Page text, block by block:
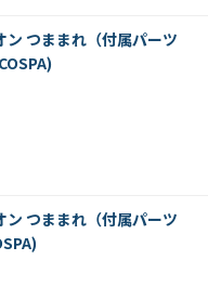
ン つままれ（付属パーツ
ン つままれ（付属パーツ